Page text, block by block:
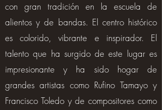
con gran tradición en la escuela de
alientos y de bandas. El centro histórico
es colorido, vibrante e inspirador. El
talento que ha surgido de este lugar es
impresionante y ha sido hogar de
grandes artistas como Rufino Tamayo y
Francisco Toledo y de compositores como